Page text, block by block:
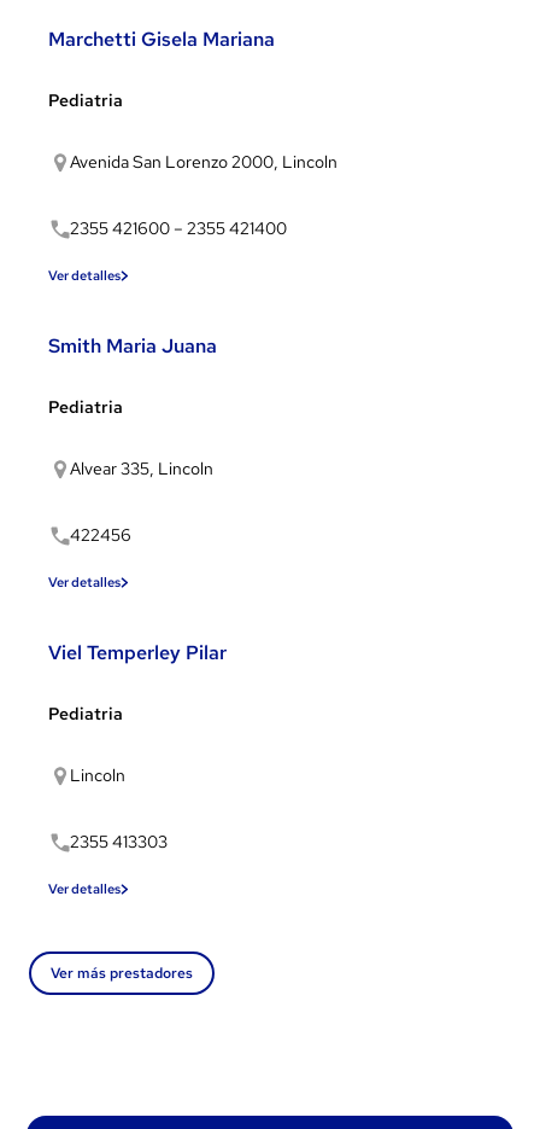
Marchetti Gisela Mariana
Pediatria
Avenida San Lorenzo 2000, Lincoln
2355 421600 – 2355 421400
Ver detalles
Smith Maria Juana
Pediatria
Alvear 335, Lincoln
422456
Ver detalles
Viel Temperley Pilar
Pediatria
Lincoln
2355 413303
Ver detalles
Ver más prestadores